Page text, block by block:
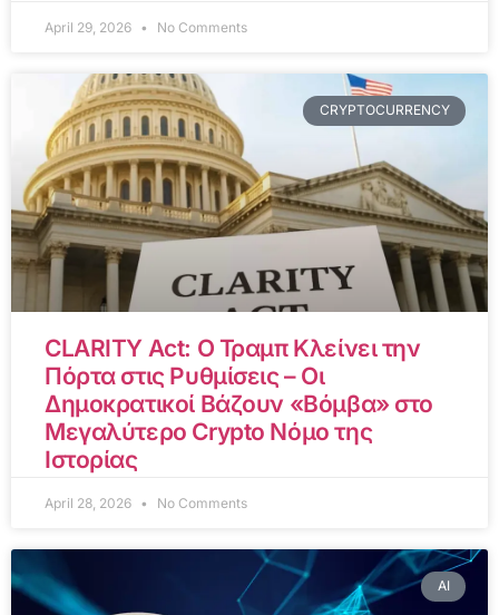
April 29, 2026 No Comments
CRYPTOCURRENCY
CLARITY Act: Ο Τραμπ Κλείνει την
Πόρτα στις Ρυθμίσεις – Οι
Δημοκρατικοί Βάζουν «Βόμβα» στο
Μεγαλύτερο Crypto Νόμο της
Ιστορίας
April 28, 2026 No Comments
AI